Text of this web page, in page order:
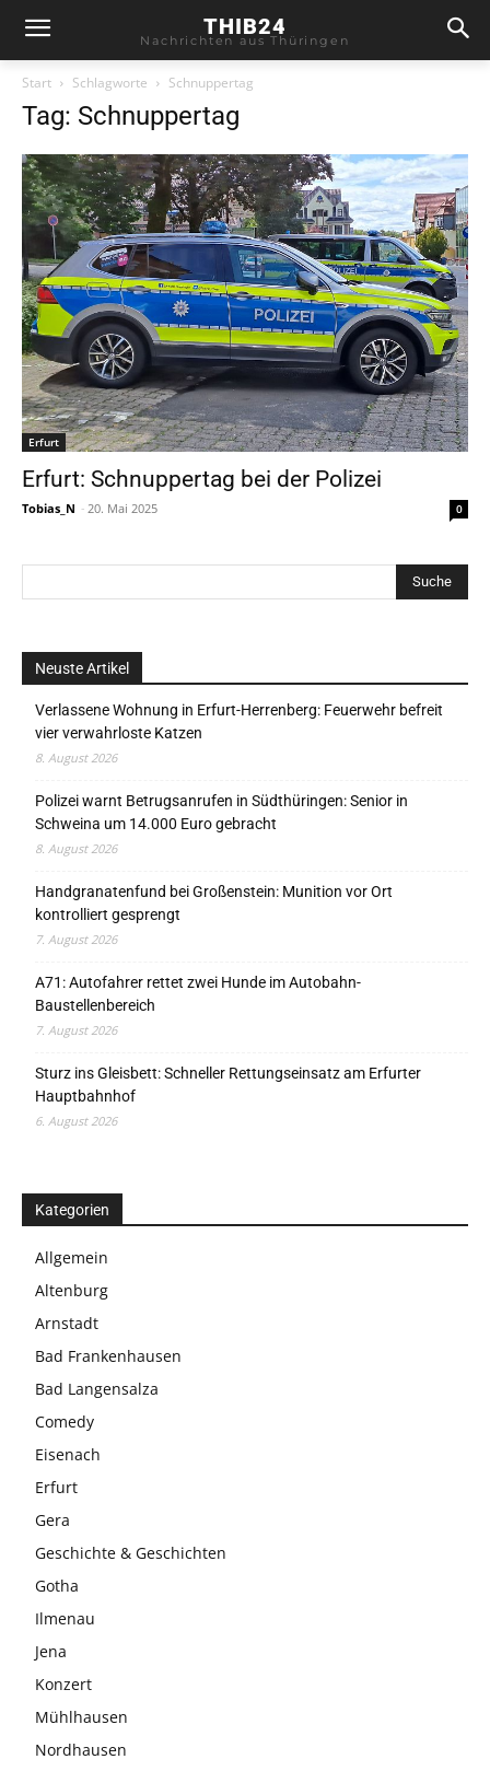
THIB24
Nachrichten aus Thüringen
Start Schlagworte Schnuppertag
Tag: Schnuppertag
Erfurt
Erfurt: Schnuppertag bei der Polizei
Tobias_N - 20. Mai 2025 0
Neuste Artikel
Verlassene Wohnung in Erfurt-Herrenberg: Feuerwehr befreit
vier verwahrloste Katzen
8. August 2026
Polizei warnt Betrugsanrufen in Südthüringen: Senior in
Schweina um 14.000 Euro gebracht
8. August 2026
Handgranatenfund bei Großenstein: Munition vor Ort
kontrolliert gesprengt
7. August 2026
A71: Autofahrer rettet zwei Hunde im Autobahn-
Baustellenbereich
7. August 2026
Sturz ins Gleisbett: Schneller Rettungseinsatz am Erfurter
Hauptbahnhof
6. August 2026
Kategorien
Allgemein
Altenburg
Arnstadt
Bad Frankenhausen
Bad Langensalza
Comedy
Eisenach
Erfurt
Gera
Geschichte & Geschichten
Gotha
Ilmenau
Jena
Konzert
Mühlhausen
Nordhausen